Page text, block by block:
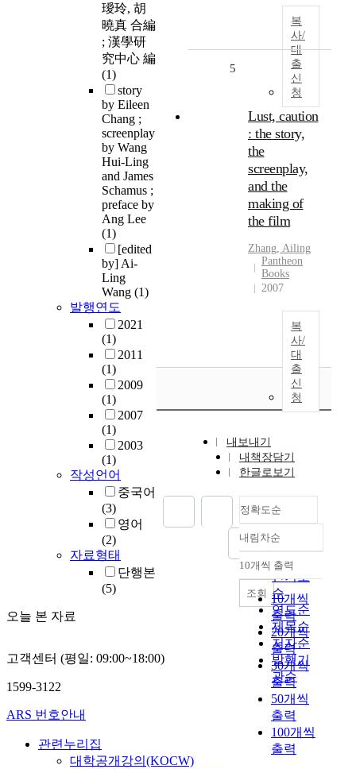
璦玲, 胡
曉真 合編
; 漢學研
究中心 編
(1)
story
by Eileen
Chang ;
screenplay
by Wang
Hui-Ling
and James
Schamus ;
preface by
Ang Lee
(1)
[edited
by] Ai-
Ling
Wang (1)
발행연도
2021
(1)
2011
(1)
2009
(1)
2007
(1)
2003
(1)
작성언어
중국어
(3)
영어
(2)
자료형태
단행본
(5)
오늘 본 자료
복
사/
대
출
신
청
5
Lust, caution
: the story,
the
screenplay,
and the
making of
the film
Zhang, Ailing
Pantheon
Books
2007
복
사/
대
출
신
청
내보내기
내책장담기
한글로보기
정확도순
정확도
순
인기도
순
연도순
제목순
저자순
발행기
관순
내림차순
내림차순
10개씩 출력
10개씩
출력
20개씩
출력
30개씩
출력
50개씩
출력
100개씩
출력
조회
고객센터 (평일: 09:00~18:00)
1599-3122
ARS 번호안내
관련누리집
대학공개강의(KOCW)